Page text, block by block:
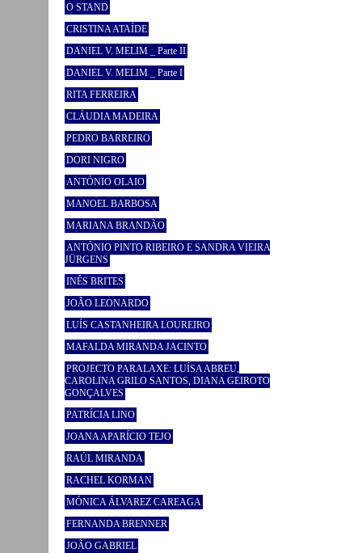
O STAND
CRISTINA ATAÍDE
DANIEL V. MELIM _ Parte II
DANIEL V. MELIM _ Parte I
RITA FERREIRA
CLÁUDIA MADEIRA
PEDRO BARREIRO
DORI NIGRO
ANTÓNIO OLAIO
MANOEL BARBOSA
MARIANA BRANDÃO
ANTÓNIO PINTO RIBEIRO E SANDRA VIEIRA
JÜRGENS
INÊS BRITES
JOÃO LEONARDO
LUÍS CASTANHEIRA LOUREIRO
MAFALDA MIRANDA JACINTO
PROJECTO PARALAXE: LUÍSA ABREU,
CAROLINA GRILO SANTOS, DIANA GEIROTO
GONÇALVES
PATRÍCIA LINO
JOANA APARÍCIO TEJO
RAÚL MIRANDA
RACHEL KORMAN
MÓNICA ÁLVAREZ CAREAGA
FERNANDA BRENNER
JOÃO GABRIEL